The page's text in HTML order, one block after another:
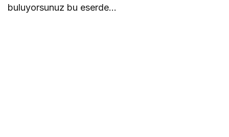
buluyorsunuz bu eserde…